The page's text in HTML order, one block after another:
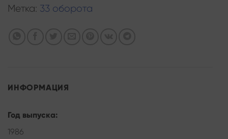
Метка: 33 оборота
ИНФОРМАЦИЯ
Год выпуска:
1986